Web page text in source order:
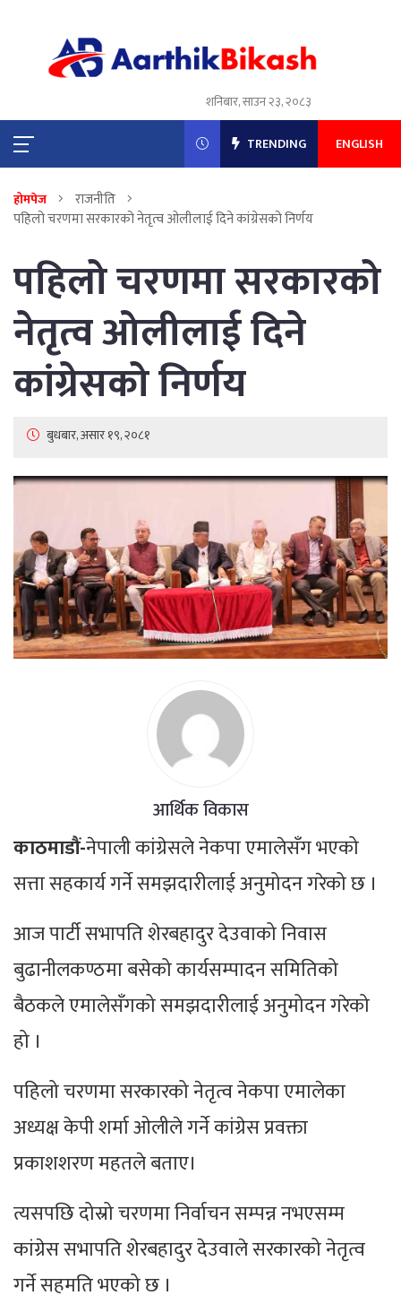
शनिबार, साउन २३, २०८३
TRENDING ENGLISH
होमपेज
राजनीति
पहिलो चरणमा सरकारको नेतृत्व ओलीलाई दिने कांग्रेसको निर्णय
पहिलो चरणमा सरकारको
नेतृत्व ओलीलाई दिने
कांग्रेसको निर्णय
बुधबार, असार १९, २०८१
आर्थिक विकास
काठमाडौं-नेपाली कांग्रेसले नेकपा एमालेसँग भएको
सत्ता सहकार्य गर्ने समझदारीलाई अनुमोदन गरेको छ ।
आज पार्टी सभापति शेरबहादुर देउवाको निवास
बुढानीलकण्ठमा बसेको कार्यसम्पादन समितिको
बैठकले एमालेसँगको समझदारीलाई अनुमोदन गरेको
हो ।
पहिलो चरणमा सरकारको नेतृत्व नेकपा एमालेका
अध्यक्ष केपी शर्मा ओलीले गर्ने कांग्रेस प्रवक्ता
प्रकाशशरण महतले बताए।
त्यसपछि दोस्रो चरणमा निर्वाचन सम्पन्न नभएसम्म
कांग्रेस सभापति शेरबहादुर देउवाले सरकारको नेतृत्व
गर्ने सहमति भएको छ ।